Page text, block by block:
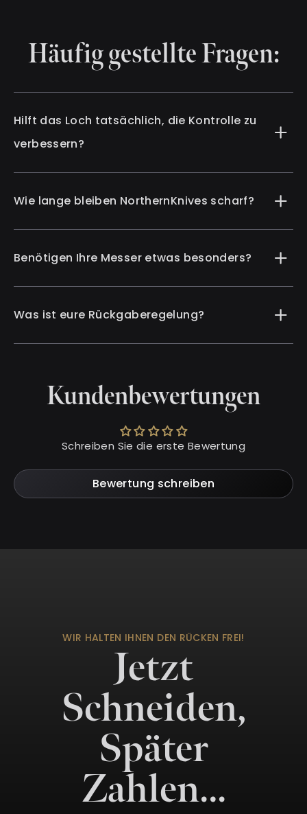
Häufig gestellte Fragen:
Hilft das Loch tatsächlich, die Kontrolle zu
verbessern?
Wie lange bleiben NorthernKnives scharf?
Benötigen Ihre Messer etwas besonders?
Was ist eure Rückgaberegelung?
Kundenbewertungen
Schreiben Sie die erste Bewertung
Bewertung schreiben
WIR HALTEN IHNEN DEN RÜCKEN FREI!
Jetzt
Schneiden,
Später
Zahlen…